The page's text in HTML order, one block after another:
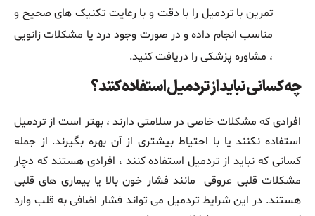
تمرین با تردمیل را با دقت و با رعایت تکنیک ‌های صحیح و
مناسب انجام داده و در صورت وجود درد یا مشکلات زانویی
، مشاوره پزشکی را دریافت کنید.
چه کسانی نباید از تردمیل استفاده کنند؟
افرادی که مشکلات خاصی در سلامتی دارند ، بهتر است از تردمیل
استفاده نکنند یا با احتیاط بیشتری از آن بهره بگیرند. از جمله
کسانی که نباید از تردمیل استفاده کنند ، افرادی هستند که دچار
مشکلات قلبی عروقی مانند فشار خون بالا یا بیماری‌ های قلبی
هستند. در این شرایط تردمیل می‌ تواند فشار اضافی به قلب وارد